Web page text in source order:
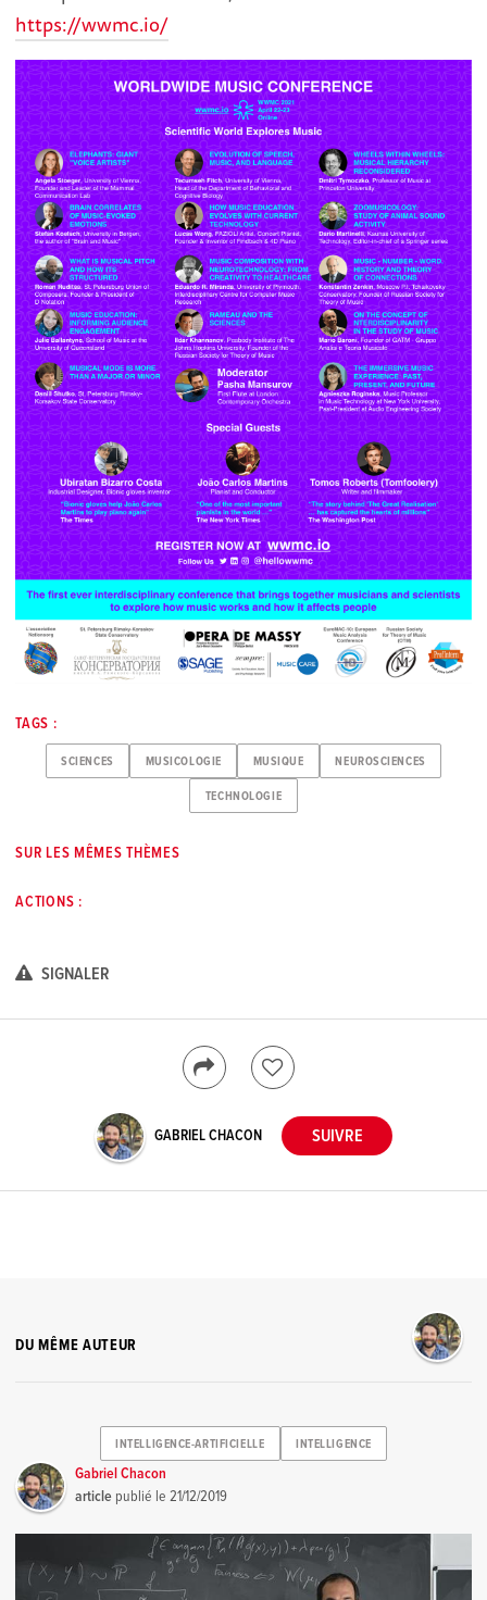
https://wwmc.io/
TAGS :
SCIENCES MUSICOLOGIE MUSIQUE NEUROSCIENCES
TECHNOLOGIE
SUR LES MÊMES THÈMES
ACTIONS :
SIGNALER
GABRIEL CHACON
DU MÊME AUTEUR
INTELLIGENCE-ARTIFICIELLE INTELLIGENCE
Gabriel Chacon
article publié le21/12/2019